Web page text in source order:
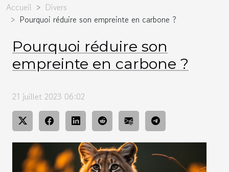
Accueil
Divers
Pourquoi réduire son empreinte en carbone ?
Pourquoi réduire son
empreinte en carbone ?
21 juillet 2023 06:02